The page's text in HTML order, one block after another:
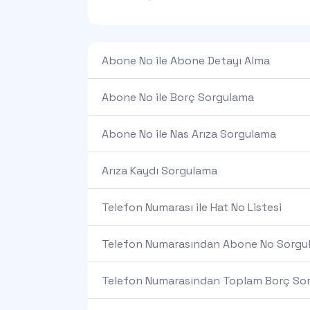
Abone No ile Abone Detayı Alma
Abone No ile Borç Sorgulama
Abone No ile Nas Arıza Sorgulama
Arıza Kaydı Sorgulama
Telefon Numarası ile Hat No Listesi
Telefon Numarasından Abone No
Telefon Numarasından Toplam Borç